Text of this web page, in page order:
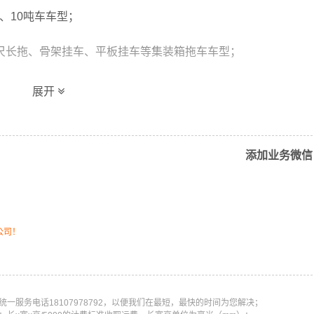
10吨车车型；
拖、骨架挂车、平板挂车等集装箱拖车车型；
展开
！
添加业务微信
一服务电话18107978792，以便我们在最短，最快的时间为您解决；